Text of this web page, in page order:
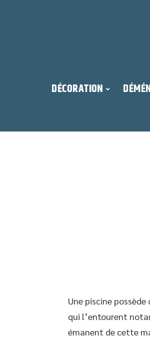
DÉCORATION
Une piscine
qui l’entourent
émanent de cette